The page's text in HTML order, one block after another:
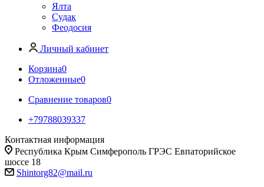
Ялта
Судак
Феодосия
Личный кабинет
Корзина0
Отложенные0
Сравнение товаров0
+79788039337
Контактная информация
Республика Крым Симферополь ГРЭС Евпаторийское
шоссе 18
Shintorg82@mail.ru